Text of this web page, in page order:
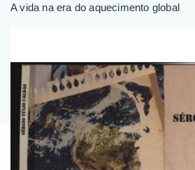
A vida na era do aquecimento global